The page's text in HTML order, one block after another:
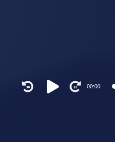
Audio
Player
00:00